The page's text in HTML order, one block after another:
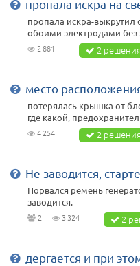
пропала искра на
пропала искра-выкрутил
обоими электродами без
2 881 2 решения
место
потерялась крышка от
где какой,
4 254 2 решения
Не заводится,
Порвался ремень
заводится.
2 3 324 2
дергается и при